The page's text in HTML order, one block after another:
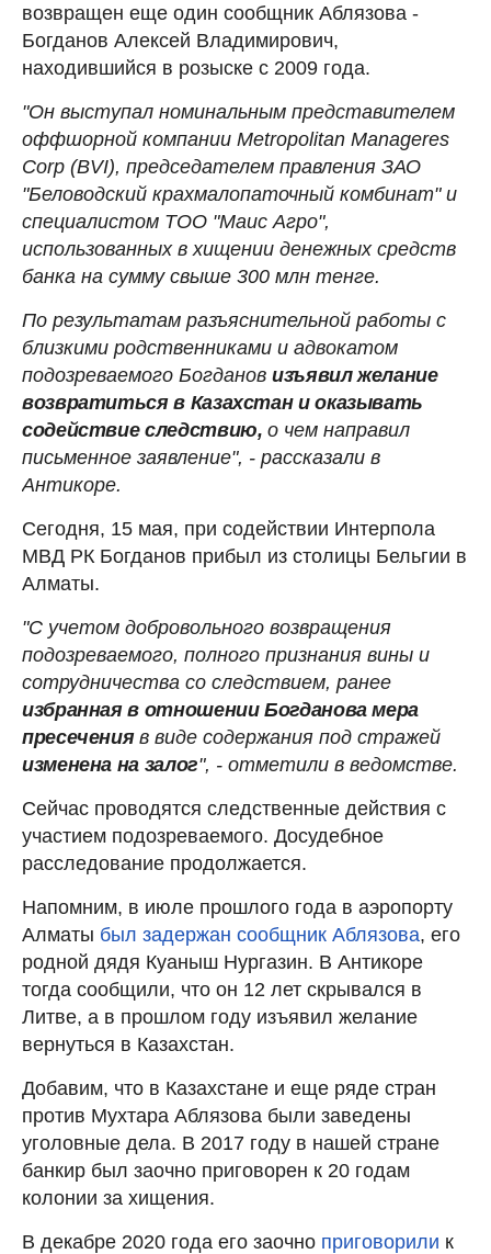
возвращен еще один сообщник Аблязова -
Богданов Алексей Владимирович,
находившийся в розыске с 2009 года.
"Он выступал номинальным представителем
оффшорной компании Metropolitan Manageres
Corp (BVI), председателем правления ЗАО
"Беловодский крахмалопаточный комбинат" и
специалистом ТОО "Маис Агро",
использованных в хищении денежных средств
банка на сумму свыше 300 млн тенге.
По результатам разъяснительной работы с
близкими родственниками и адвокатом
подозреваемого Богданов изъявил желание
возвратиться в Казахстан и оказывать
содействие следствию, о чем направил
письменное заявление", - рассказали в
Антикоре.
Сегодня, 15 мая, при содействии Интерпола
МВД РК Богданов прибыл из столицы Бельгии в
Алматы.
"С учетом добровольного возвращения
подозреваемого, полного признания вины и
сотрудничества со следствием, ранее
избранная в отношении Богданова мера
пресеченияв виде содержания под стражей
изменена на залог", - отметили в ведомстве.
Сейчас проводятся следственные действия с
участием подозреваемого. Досудебное
расследование продолжается.
Напомним, в июле прошлого года в аэропорту
Алматы был задержан сообщник Аблязова, его
родной дядя Куаныш Нургазин. В Антикоре
тогда сообщили, что он 12 лет скрывался в
Литве, а в прошлом году изъявил желание
вернуться в Казахстан.
Добавим, что в Казахстане и еще ряде стран
против Мухтара Аблязова были заведены
уголовные дела. В 2017 году в нашей стране
банкир был заочно приговорен к 20 годам
колонии за хищения.
В декабре 2020 года его заочно приговорили к